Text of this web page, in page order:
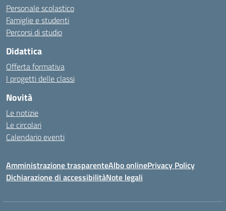
Personale scolastico
Famiglie e studenti
Percorsi di studio
Didattica
Offerta formativa
I progetti delle classi
Novità
Le notizie
Le circolari
Calendario eventi
Amministrazione trasparenteAlbo onlinePrivacy Policy
Dichiarazione di accessibilitàNote legali